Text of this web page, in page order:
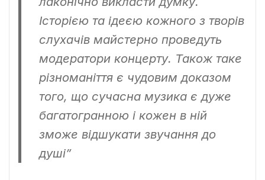
Історією та ідеєю кожного з творів
слухачів майстерно проведуть
модератори концерту. Також таке
різноманіття є чудовим доказом
того, що сучасна музика є дуже
багатогранною і кожен в ній
зможе відшукати звучання до
душі”